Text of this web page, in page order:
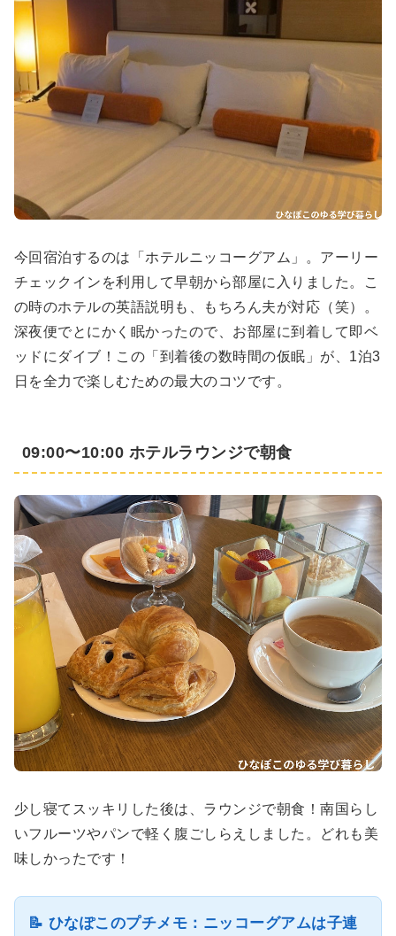
今回宿泊するのは「ホテルニッコーグアム」。アーリー
チェックインを利用して早朝から部屋に入りました。こ
の時のホテルの英語説明も、もちろん夫が対応（笑）。
深夜便でとにかく眠かったので、お部屋に到着して即ベ
ッドにダイブ！この「到着後の数時間の仮眠」が、1泊3
日を全力で楽しむための最大のコツです。
09:00〜10:00 ホテルラウンジで朝食
少し寝てスッキリした後は、ラウンジで朝食！南国らし
いフルーツやパンで軽く腹ごしらえしました。どれも美
味しかったです！
📝 ひなぽこのプチメモ：ニッコーグアムは子連